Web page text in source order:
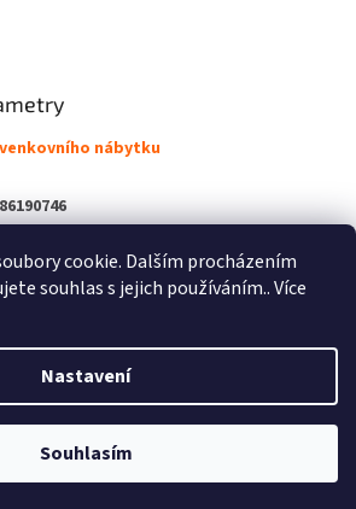
cookie. Dalším procházením
souhlas s jejich používáním.. Více
Nastavení
Souhlasím
nábytku
Vytvořil Shoptet
Zboží XL. Všechna práva vyhrazena.